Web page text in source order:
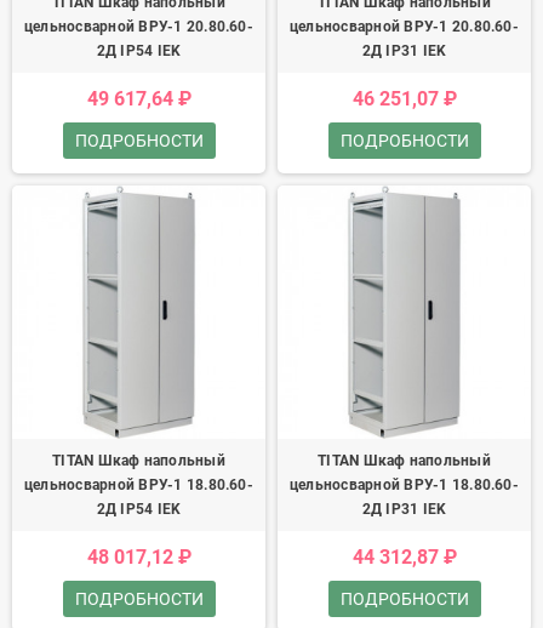
цельносварной ВРУ-1 20.80.60-
2Д IP54 IEK
49 617,64 ₽
ПОДРОБНОСТИ
цельносварной ВРУ-1 20.80.60-
2Д IP31 IEK
46 251,07 ₽
ПОДРОБНОСТИ
TITAN Шкаф напольный
цельносварной ВРУ-1 18.80.60-
2Д IP54 IEK
48 017,12 ₽
ПОДРОБНОСТИ
TITAN Шкаф напольный
цельносварной ВРУ-1 18.80.60-
2Д IP31 IEK
44 312,87 ₽
ПОДРОБНОСТИ